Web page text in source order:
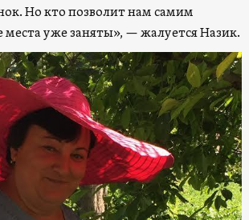
Но кто позволит нам самим
места уже заняты», — жалуется Назик.